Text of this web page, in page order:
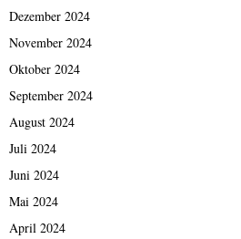
Dezember 2024
November 2024
Oktober 2024
September 2024
August 2024
Juli 2024
Juni 2024
Mai 2024
April 2024